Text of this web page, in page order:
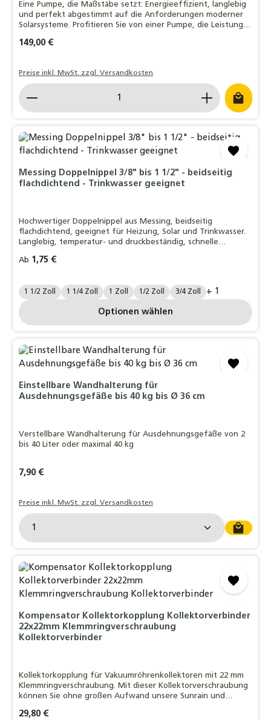
Eine Pumpe, die Maßstäbe setzt: Energieeffizient, langlebig
und perfekt abgestimmt auf die Anforderungen moderner
Solarsysteme. Profitieren Sie von einer Pumpe, die Leistung
Regulärer Preis:
149,00 €
Preise inkl. MwSt. zzgl. Versandkosten
Produkt Anzahl: Gib den gewünschten Wert
Messing Doppelnippel 3/8" bis 1 1/2" - beidseitig
flachdichtend - Trinkwasser geeignet
Hochwertiger Doppelnippel aus Messing, beidseitig
flachdichtend, geeignet für Heizung, Solar und Trinkwasser.
Langlebig, temperatur- und druckbeständig, schnelle
Regulärer Preis:
Ab 1,75 €
Zollgröße.:
1 1/2 Zoll 1 1/4 Zoll 1 Zoll 1/2 Zoll 3/4 Zoll + 1
Optionen wählen
Einstellbare Wandhalterung für
Ausdehnungsgefäße bis 40 kg bis Ø 36 cm
Verstellbare Wandhalterung für Ausdehnungsgefäße von 2
bis 40 Liter oder maximal 40 kg
Regulärer Preis:
7,90 €
Preise inkl. MwSt. zzgl. Versandkosten
Produkt Anzahl: Gib den gewünschten Wert
Kompensator Kollektorkopplung Kollektorverbinder
22x22mm Klemmringverschraubung
Kollektorverbinder
Kollektorkopplung für Vakuumröhrenkollektoren mit 22 mm
Klemmringverschraubung. Mit dieser Kollektorverschraubung
können Sie ohne großen Aufwand unsere Sunrain und
Regulärer Preis:
29,80 €